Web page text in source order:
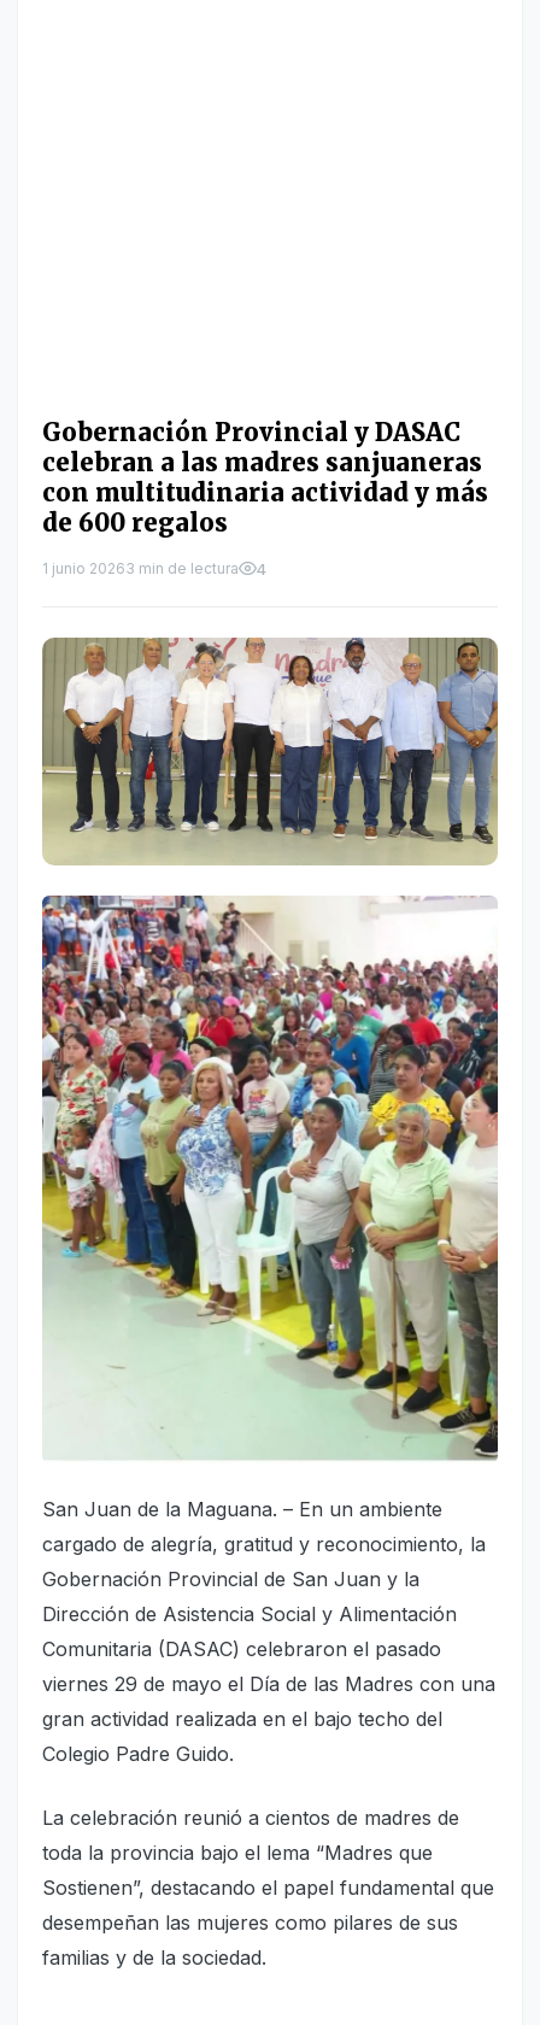
Gobernación Provincial y DASAC
celebran a las madres sanjuaneras
con multitudinaria actividad y más
de 600 regalos
1 junio 20263 min de lectura 4
San Juan de la Maguana. – En un ambiente
cargado de alegría, gratitud y reconocimiento, la
Gobernación Provincial de San Juan y la
Dirección de Asistencia Social y Alimentación
Comunitaria (DASAC) celebraron el pasado
viernes 29 de mayo el Día de las Madres con una
gran actividad realizada en el bajo techo del
Colegio Padre Guido.
La celebración reunió a cientos de madres de
toda la provincia bajo el lema “Madres que
Sostienen”, destacando el papel fundamental que
desempeñan las mujeres como pilares de sus
familias y de la sociedad.